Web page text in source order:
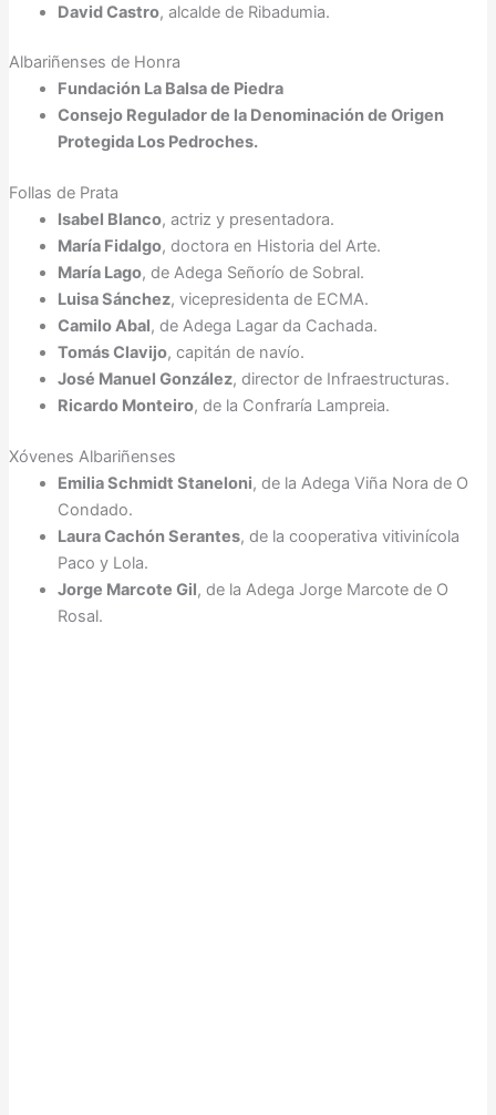
David Castro, alcalde de Ribadumia.
Albariñenses de Honra
Fundación La Balsa de Piedra
Consejo Regulador de la Denominación de Origen
Protegida Los Pedroches.
Follas de Prata
Isabel Blanco, actriz y presentadora.
María Fidalgo, doctora en Historia del Arte.
María Lago, de Adega Señorío de Sobral.
Luisa Sánchez, vicepresidenta de ECMA.
Camilo Abal, de Adega Lagar da Cachada.
Tomás Clavijo, capitán de navío.
José Manuel González, director de Infraestructuras.
Ricardo Monteiro, de la Confraría Lampreia.
Xóvenes Albariñenses
Emilia Schmidt Staneloni, de la Adega Viña Nora de O
Condado.
Laura Cachón Serantes, de la cooperativa vitivinícola
Paco y Lola.
Jorge Marcote Gil, de la Adega Jorge Marcote de O
Rosal.